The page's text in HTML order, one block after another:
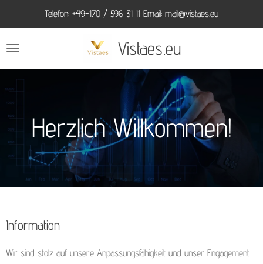
Hauptinhalt
springen
Vistaes.eu
Telefon: +49-170 / 596 31 11 Email: mail@vistaes.eu
Herzlich Willkommen!
Information
Wir sind stolz auf unsere Anpassungsfähigkeit und unser Engagement